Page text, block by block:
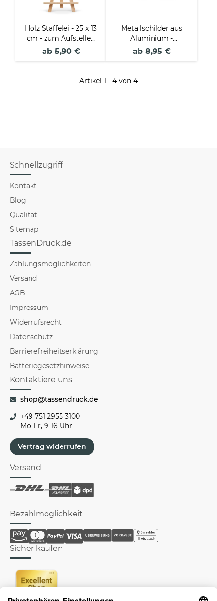
Holz Staffelei - 25 x 13
cm - zum Aufstellen
von Tafeln und
ab 5,90 €
Metallschilder aus
Aluminium -
Querformat - 3
ab 8,95 €
Artikel 1 - 4 von 4
Schnellzugriff
Kontakt
Blog
Qualität
Sitemap
TassenDruck.de
Zahlungsmöglichkeiten
Versand
AGB
Impressum
Widerrufsrecht
Datenschutz
Barrierefreiheitserklärung
Batteriegesetzhinweise
Kontaktiere uns
shop@tassendruck.de
+49 751 2955 3100
Mo-Fr, 9-16 Uhr
Vertrag widerrufen
Versand
Bezahlmöglichkeit
Sicher kaufen